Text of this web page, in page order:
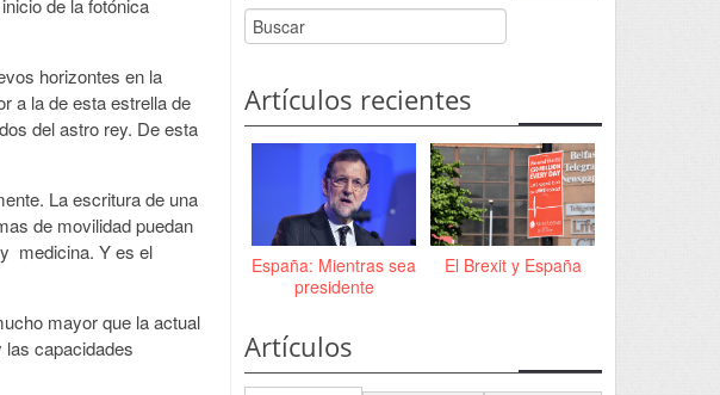
de la fotónica
horizontes en la
a la de esta estrella de
del astro rey. De esta
La escritura de una
de movilidad puedan
medicina. Y es el
mayor que la actual
las capacidades
Artículos recientes
España: Mientras sea
presidente
El Brexit y España
Artículos